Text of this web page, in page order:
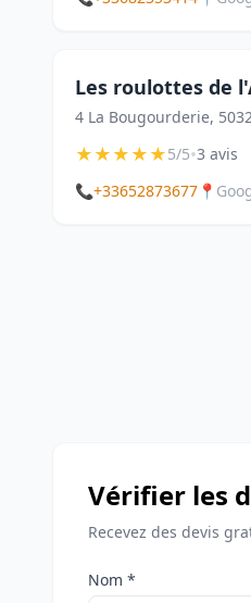
Les roulottes de
4 La Bougourderie,
★★★★★5/5•3 avis
📞+33652873677 📍
Vérifier les
Recevez des devis
Nom *